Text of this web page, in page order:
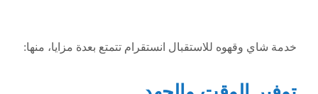
خدمة شاي وقهوه للاستقبال انستقرام تتمتع بعدة مزايا، منها: